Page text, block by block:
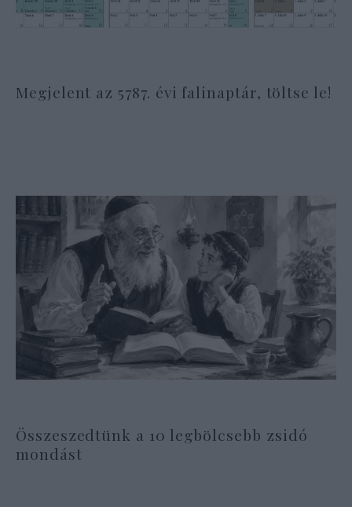
Megjelent az 5787. évi falinaptár, töltse le!
Összeszedtünk a 10 legbölcsebb zsidó
mondást